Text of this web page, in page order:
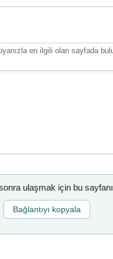
en ilgili olan sayfada
ulaşmak için bu
Bağlantıyı kopyala